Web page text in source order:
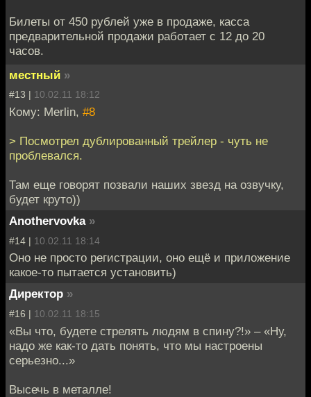
Билеты от 450 рублей уже в продаже, касса
предварительной продажи работает с 12 до 20
часов.
местный »
#13 | 10.02.11 18:12
Кому: Merlin, #8
> Посмотрел дублированный трейлер - чуть не
проблевался.
Там еще говорят позвали наших звезд на озвучку,
будет круто))
Anothervovka »
#14 | 10.02.11 18:14
Оно не просто регистрации, оно ещё и приложение
какое-то пытается установить)
Директор »
#16 | 10.02.11 18:15
«Вы что, будете стрелять людям в спину?!» – «Ну,
надо же как-то дать понять, что мы настроены
серьезно...»
Высечь в металле!